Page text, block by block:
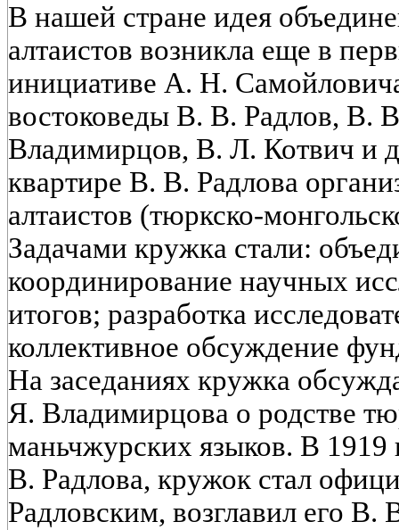
В нашей стране идея
алтаистов возникла еще в
инициативе А. Н.
востоковеды В. В. Радлов, В.
Владимирцов, В. Л. Котвич и
квартире В. В. Радлова
алтаистов (тюркско-
Задачами кружка стали:
координирование научных
итогов; разработка
коллективное обсуждение
На заседаниях кружка
Я. Владимирцова о родстве
маньчжурских языков. В 1919
В. Радлова, кружок стал
Радловским, возглавил его В.